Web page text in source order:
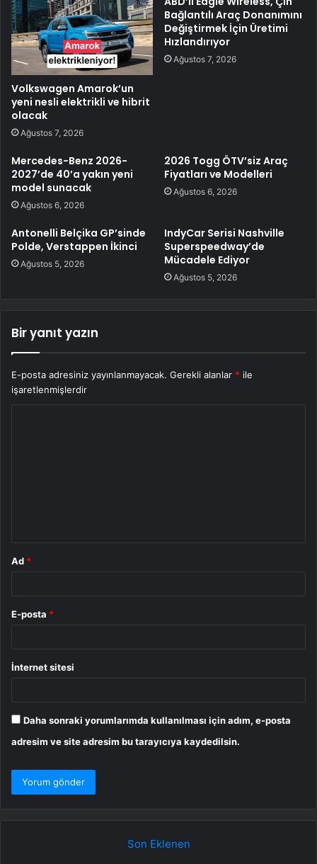
Volkswagen Amarok’un
yeni nesli elektrikli ve hibrit
olacak
Ağustos 7, 2026
Bağlantılı Araç Donanımını
Değiştirmek İçin Üretimi
Hızlandırıyor
Ağustos 7, 2026
Mercedes-Benz 2026-
2027’de 40’a yakın yeni
model sunacak
Ağustos 6, 2026
2026 Togg ÖTV’siz Araç
Fiyatları ve Modelleri
Ağustos 6, 2026
Antonelli Belçika GP’sinde
Polde, Verstappen İkinci
Ağustos 5, 2026
IndyCar Serisi Nashville
Superspeedway’de
Mücadele Ediyor
Ağustos 5, 2026
Bir yanıt yazın
E-posta adresiniz yayınlanmayacak. Gerekli alanlar * ile
işaretlenmişlerdir
Ad *
E-posta *
İnternet sitesi
Daha sonraki yorumlarımda kullanılması için adım, e-posta
adresim ve site adresim bu tarayıcıya kaydedilsin.
Son Eklenen